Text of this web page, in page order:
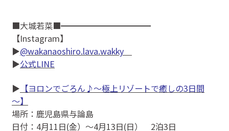
■大城若菜■━━━━━━━━━━━
【Instagram】
▶@wakanaoshiro.lava.wakky
▶公式LINE
▶ 【ヨロンでごろん♪～極上リゾートで癒しの3日間
～】
場所：鹿児島県与論島
日付：4月11日(金）〜4月13日(日） 2泊3日